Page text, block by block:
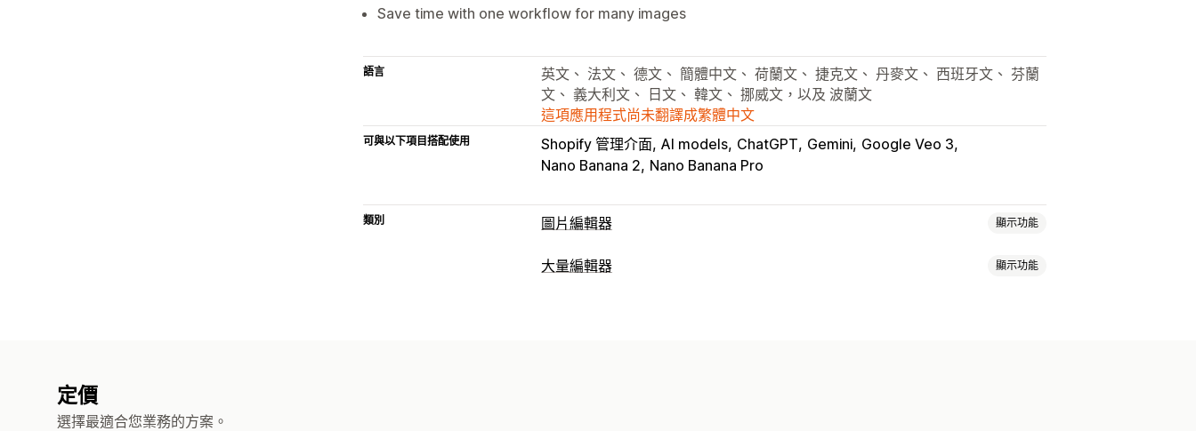
Save time with one workflow for many images
語言
英文、 法文、 德文、 簡體中文、 荷蘭文、 捷克文、 丹麥文、 西班牙文、 芬蘭
文、 義大利文、 日文、 韓文、 挪威文，以及 波蘭文
這項應用程式尚未翻譯成繁體中文
可與以下項目搭配使用 Shopify 管理介面 AI models ChatGPT Gemini Google Veo 3
Nano Banana 2 Nano Banana Pro
類別 圖片編輯器 顯示功能
圖片最佳化
大量編輯器 顯示功能
定價
選擇最適合您業務的方案。